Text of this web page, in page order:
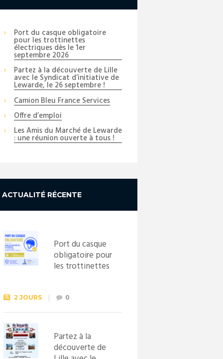
Port du casque obligatoire
pour les trottinettes
électriques dès le 1er
septembre 2026
Partez à la découverte de Lille
avec le Syndicat d’initiative de
Lewarde, le 26 septembre !
Camion Bleu France Services
Offre d’emploi
Les Amis du Marché de Lewarde
: une réunion ouverte à tous !
ACTUALITÉ RÉCENTE
Port du casque
obligatoire pour
les trottinettes
septembre
2026
2 JOURS 0
Partez à la
découverte de